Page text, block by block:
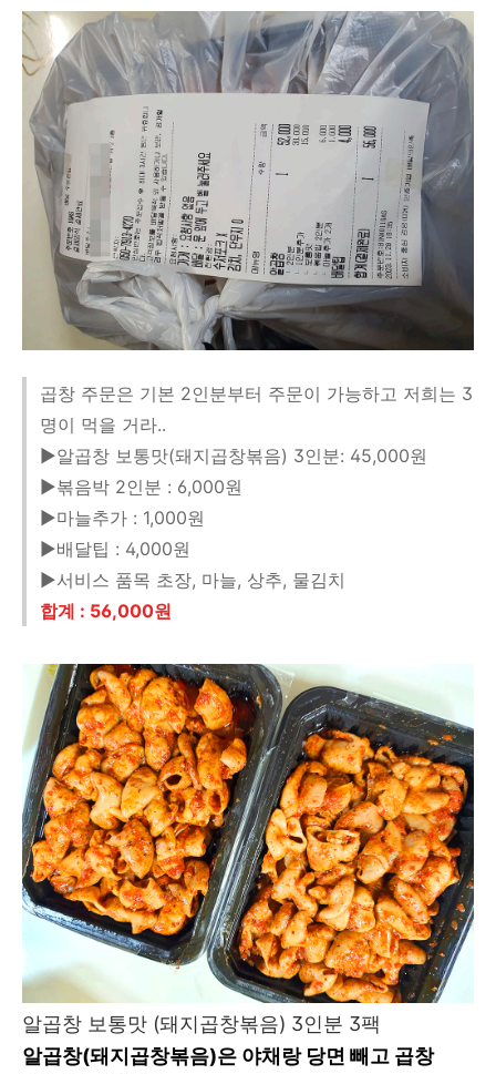
곱창 주문은 기본 2인분부터 주문이 가능하고 저희는 3
명이 먹을 거라..
▶알곱창 보통맛(돼지곱창볶음) 3인분: 45,000원
▶볶음박 2인분 : 6,000원
▶마늘추가 : 1,000원
▶배달팁 : 4,000원
▶서비스 품목 초장, 마늘, 상추, 물김치
합계 : 56,000원
알곱창 보통맛 (돼지곱창볶음) 3인분 3팩
알곱창(돼지곱창볶음)은 야채랑 당면 빼고 곱창